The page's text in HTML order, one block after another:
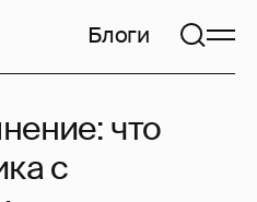
Блоги
что
с